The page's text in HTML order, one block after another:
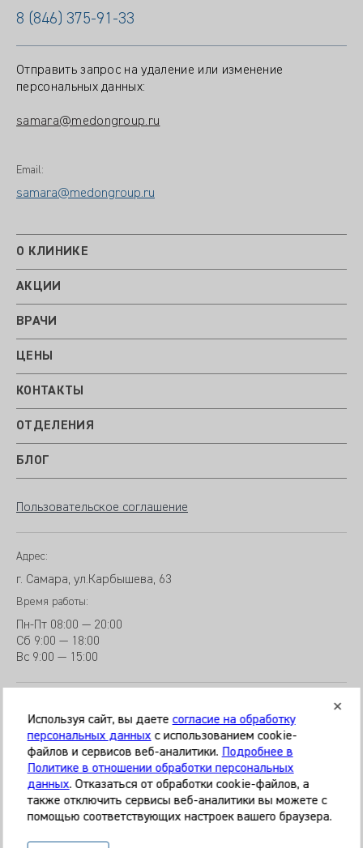
8 (846) 375-91-33
Отправить запрос на удаление или изменение
персональных данных:
samara@medongroup.ru
Email:
samara@medongroup.ru
О КЛИНИКЕ
АКЦИИ
ВРАЧИ
ЦЕНЫ
КОНТАКТЫ
ОТДЕЛЕНИЯ
БЛОГ
Пользовательское соглашение
Адрес:
г. Самара, ул.Карбышева, 63
Время работы:
Пн-Пт 08:00 — 20:00
Сб 9:00 — 18:00
Вс 9:00 — 15:00
© 2026 Клиника «МЕДИКАЛ ОН ГРУП»
Все права защищены
Информация, представленная на сайте, является
справочной и не может служить основанием для
Используя сайт, вы даете согласие на обработку
персональных данныхс использованием cookie-
файлов и сервисов веб-аналитики. Подробнее в
Политике в отношении обработки персональных
данных. Отказаться от обработки cookie-файлов, а
также отключить сервисы веб-аналитики вы можете с
помощью соответствующих настроек вашего браузера.